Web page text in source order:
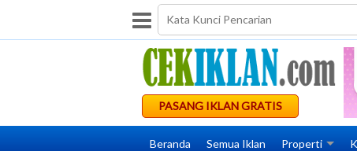
PASANG IKLAN GRATIS
Beranda Semua Iklan Properti